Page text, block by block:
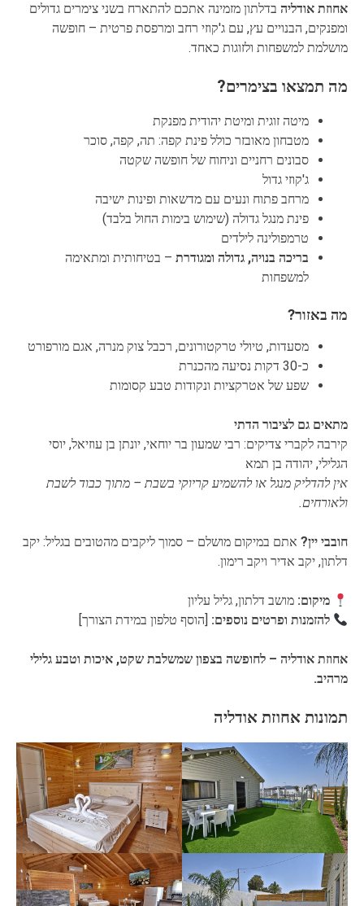
אחוזת אודליה בדלתון מזמינה אתכם להתארח בשני צימרים גדולים
ומפנקים, הבנויים עץ, עם ג'קוזי רחב ומרפסת פרטית – חופשה
מושלמת למשפחות ולזוגות כאחד.
מה תמצאו בצימרים?
מיטה זוגית ומיטת יהודית מפנקת
מטבחון מאובזר כולל פינת קפה: תה, קפה, סוכר
סבונים רחניים וניחוח של חופשה שקטה
ג'קוזי גדול
מרחב פתוח ונעים עם מדשאות ופינות ישיבה
פינת מנגל גדולה (שימוש בימות החול בלבד)
טרמפולינה לילדים
בריכה בנויה, גדולה ומגודרת – בטיחותית ומתאימה
למשפחות
מה באזור?
מסעדות, טיולי טרקטורונים, רכבל צוק מנרה, אגם מורפורט
כ-30 דקות נסיעה מהכנרת
שפע של אטרקציות ונקודות טבע קסומות
מתאים גם לציבור הדתי
קירבה לקברי צדיקים: רבי שמעון בר יוחאי, יונתן בן עוזיאל, יוסי
הגלילי, יהודה בן תמא
אין להדליק מנגל או להשמיע קריוקי בשבת – מתוך כבוד לשבת
ולאורחים.
חובבי יין? אתם במיקום מושלם – סמוך ליקבים מהטובים בגליל: יקב
דלתון, יקב אדיר ויקב רימון.
מיקום: מושב דלתון, גליל עליון
להזמנות ופרטים נוספים: [הוסף טלפון במידת הצורך]
אחוזת אודליה – לחופשה בצפון שמשלבת שקט, איכות וטבע גלילי
מרהיב.
תמונות אחוזת אודליה